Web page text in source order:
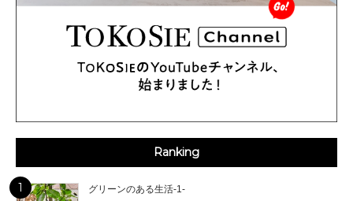
Ranking
1 グリーンのある生活-1-